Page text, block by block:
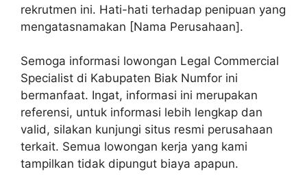
rekrutmen ini. Hati-hati terhadap penipuan yang
mengatasnamakan [Nama Perusahaan].
Semoga informasi lowongan Legal Commercial
Specialist di Kabupaten Biak Numfor ini
bermanfaat. Ingat, informasi ini merupakan
referensi, untuk informasi lebih lengkap dan
valid, silakan kunjungi situs resmi perusahaan
terkait. Semua lowongan kerja yang kami
tampilkan tidak dipungut biaya apapun.